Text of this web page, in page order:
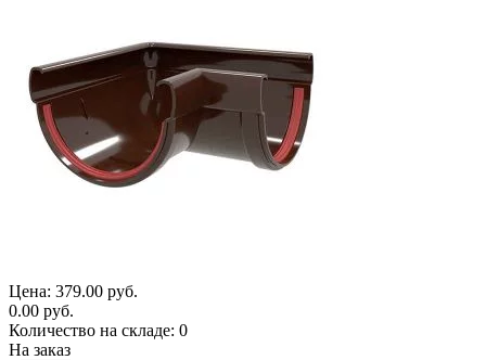
Цена: 379.00 руб.
0.00 руб.
Количество на складе: 0
На заказ